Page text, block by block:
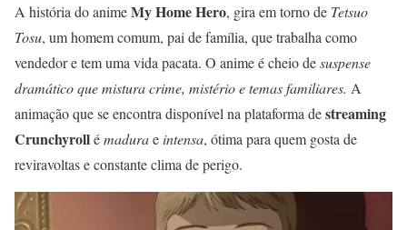
A história do animeMy Home Hero, gira em torno de Tetsuo
Tosu, um homem comum, pai de família, que trabalha como
vendedor e tem uma vida pacata. O anime é cheio desuspense
dramático que mistura crime, mistério e temas familiares. A
animação que se encontra disponível na plataforma destreaming
Crunchyrollémadurae intensa, ótima para quem gosta de
reviravoltas e constante clima de perigo.